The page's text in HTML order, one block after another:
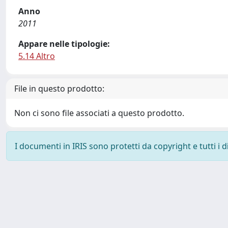
Anno
2011
Appare nelle tipologie:
5.14 Altro
File in questo prodotto:
Non ci sono file associati a questo prodotto.
I documenti in IRIS sono protetti da copyright e tutti i